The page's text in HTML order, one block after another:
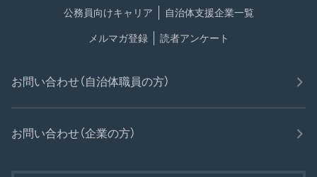
公務員向けキャリア 自治体支援企業一覧
メルマガ登録 読者アンケート
お問い合わせ（自治体職員の方）
お問い合わせ（企業の方）